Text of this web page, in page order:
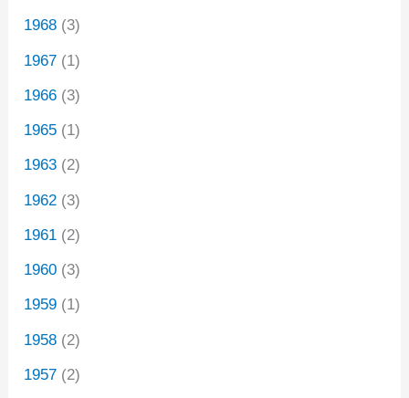
1968 (3)
1967 (1)
1966 (3)
1965 (1)
1963 (2)
1962 (3)
1961 (2)
1960 (3)
1959 (1)
1958 (2)
1957 (2)